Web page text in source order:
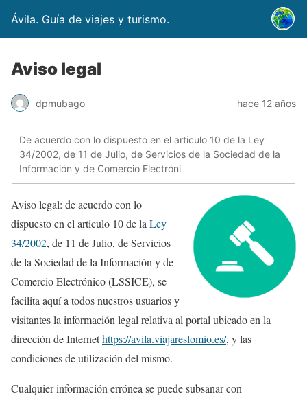
Ávila. Guía de viajes y turismo.
Aviso legal
dpmubago hace 12 años
De acuerdo con lo dispuesto en el articulo 10 de la Ley
34/2002, de 11 de Julio, de Servicios de la Sociedad de la
Información y de Comercio Electróni
Aviso legal: de acuerdo con lo
dispuesto en el articulo 10 de la Ley
34/2002, de 11 de Julio, de Servicios
de la Sociedad de la Información y de
Comercio Electrónico (LSSICE), se
facilita aquí a todos nuestros usuarios y
visitantes la información legal relativa al portal ubicado en la
dirección de Internethttps://avila.viajareslomio.es/, y las
condiciones de utilización del mismo.
Cualquier información errónea se puede subsanar con